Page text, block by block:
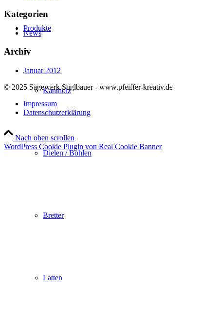
Produkte
Kantholz
Dielen / Bohlen
Bretter
Latten
Kategorien
News
Archiv
Januar 2012
© 2025 Sägewerk Stiglbauer - www.pfeiffer-kreativ.de
Impressum
Datenschutzerklärung
Nach oben scrollen
WordPress Cookie Plugin von Real Cookie Banner